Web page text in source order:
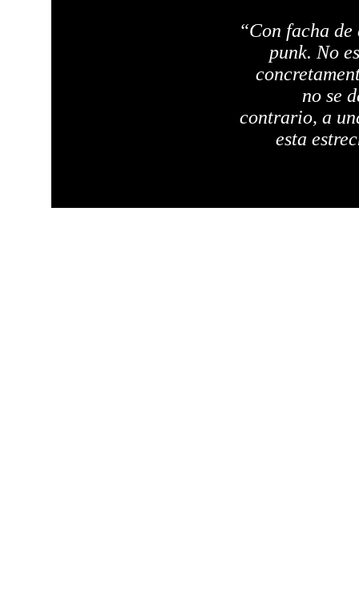
“Con facha
punk. No
no se
contrario, a
esta